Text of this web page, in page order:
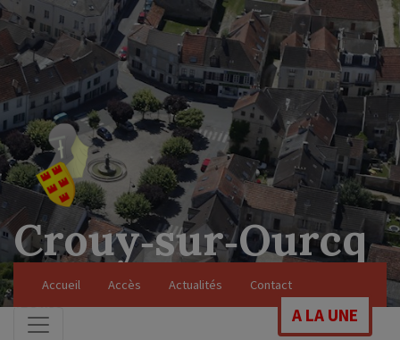
Crouy‑sur‑Ourcq
Soyez les bienvenus sur le site officiel de
notre commune
Accueil Accès Actualités Contact
A LA UNE